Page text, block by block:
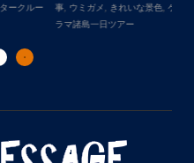
事,ウミガメ ,きれいな景色 ,ケラマ諸島, ケ
ラマ諸島一日ツアー